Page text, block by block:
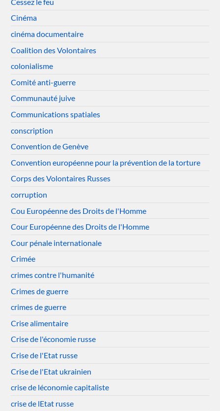
Cinéma
cinéma documentaire
Coalition des Volontaires
colonialisme
Comité anti-guerre
Communauté juive
Communications spatiales
conscription
Convention de Genève
Convention européenne pour la prévention de la torture
Corps des Volontaires Russes
corruption
Cou Européenne des Droits de l'Homme
Cour Européenne des Droits de l'Homme
Cour pénale internationale
Crimée
crimes contre l'humanité
Crimes de guerre
crimes de guerre
Crise alimentaire
Crise de l'économie russe
Crise de l'Etat russe
Crise de l'Etat ukrainien
crise de léconomie capitaliste
crise de lEtat russe